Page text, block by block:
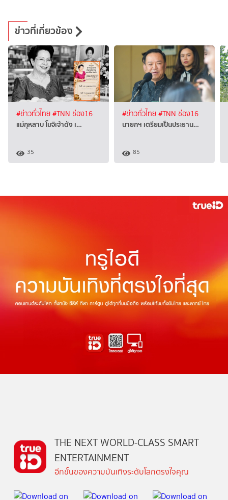
ข่าวที่เกี่ยวข้อง
#ข่าวทั่วไทย#TNN ช่อง16
แม่กุหลาบ โมจิเจ้าดัง เ…
35
#ข่าวทั่วไทย#TNN ช่อง16
นายกฯ เตรียมเป็นประธาน…
85
THE NEXT WORLD-CLASS SMART
ENTERTAINMENT
อีกขั้นของความบันเทิงระดับโลกตรงใจคุณ